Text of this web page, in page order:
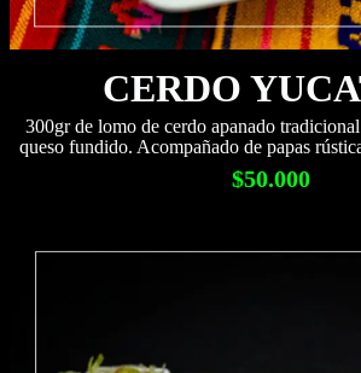
CERDO
300gr de lomo de cerdo apanado
queso fundido. Acompañado de papas
$50.000